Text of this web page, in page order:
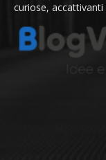
curiose, accattivanti